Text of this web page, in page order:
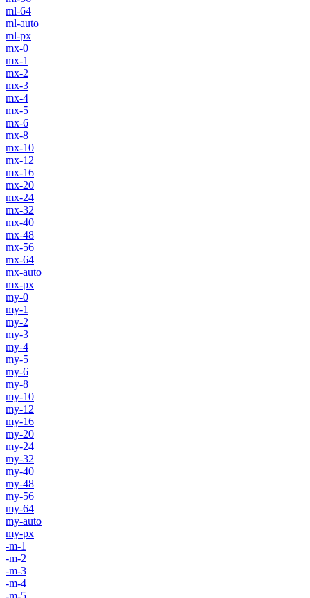
ml-64
ml-auto
ml-px
mx-0
mx-1
mx-2
mx-3
mx-4
mx-5
mx-6
mx-8
mx-10
mx-12
mx-16
mx-20
mx-24
mx-32
mx-40
mx-48
mx-56
mx-64
mx-auto
mx-px
my-0
my-1
my-2
my-3
my-4
my-5
my-6
my-8
my-10
my-12
my-16
my-20
my-24
my-32
my-40
my-48
my-56
my-64
my-auto
my-px
-m-1
-m-2
-m-3
-m-4
-m-5